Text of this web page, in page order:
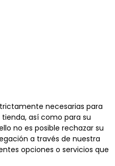
necesarias para
así como para su
no es posible rechazar su
a través de nuestra
opciones o servicios que